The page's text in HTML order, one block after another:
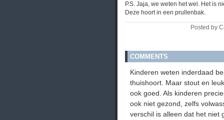
P.S. Jaja, we weten het wel. Het is
Deze hoort in een prullenbak.
Posted by
COMMENTS
Kinderen weten inderdaad
thuishoort. Maar stout en
ook goed. Als kinderen
ook niet gezond, zelfs
verschil is alleen dat het niet